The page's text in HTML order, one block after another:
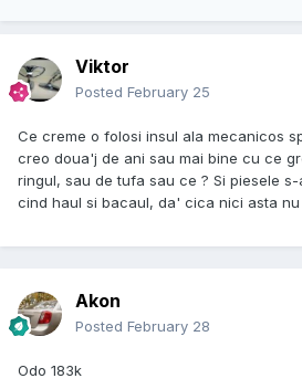
Viktor
Posted February 25
Ce creme o folosi insul ala mecanicos
creo doua'j de ani sau mai bine cu ce
ringul, sau de tufa sau ce ? Si piesele
cind haul si bacaul, da' cica nici asta
Akon
Posted February 28
Odo 183k